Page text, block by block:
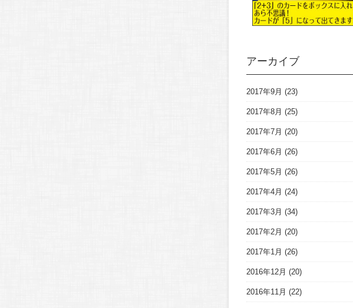
アーカイブ
2017年9月 (23)
2017年8月 (25)
2017年7月 (20)
2017年6月 (26)
2017年5月 (26)
2017年4月 (24)
2017年3月 (34)
2017年2月 (20)
2017年1月 (26)
2016年12月 (20)
2016年11月 (22)